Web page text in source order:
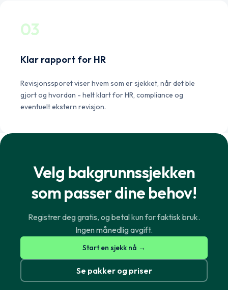
03
Klar rapport for HR
Revisjonssporet viser hvem som er sjekket, når det ble
gjort og hvordan - helt klart for HR, compliance og
eventuelt ekstern revisjon.
Velg bakgrunnssjekken
som passer dine behov!
Registrer deg gratis, og betal kun for faktisk bruk.
Ingen månedlig avgift.
Start en sjekk nå →
Se pakker og priser
English